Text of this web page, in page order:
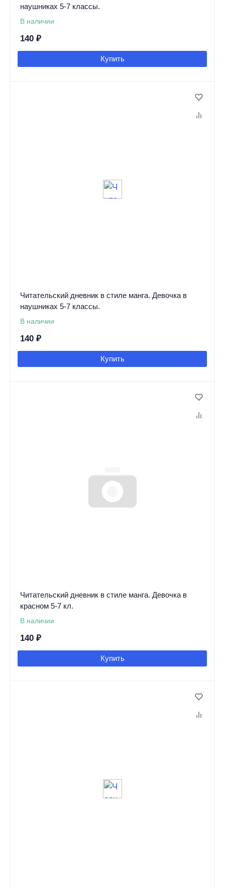
наушниках 5-7 классы.
В наличии
140 ₽
Купить
Читательский дневник в стиле манга. Девочка в
наушниках 5-7 классы.
В наличии
140 ₽
Купить
Читательский дневник в стиле манга. Девочка в
красном 5-7 кл.
В наличии
140 ₽
Купить